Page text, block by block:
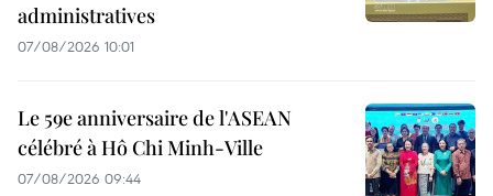
administratives
07/08/2026 10:01
Le 59e anniversaire de l'ASEAN
célébré à Hô Chi Minh-Ville
07/08/2026 09:44